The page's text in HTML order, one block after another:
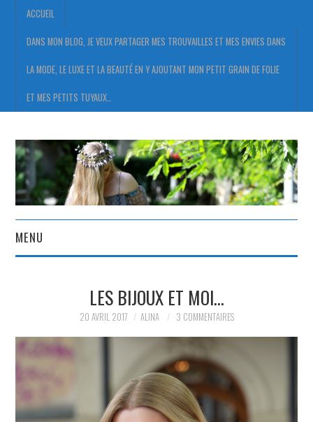
ACCUEIL
DANS MON BLOG, JE VEUX PARTAGER MES TROUVAILLES ET MES ENVIES DANS
LA MODE, LE LUXE ET LA BEAUTÉ EN Y AJOUTANT MON PETIT GRAIN DE FOLIE
ET MES PETITS TUYAUX…
MENU
DANS MON BLOG, JE VEUX
PARTAGER MES
TROUVAILLES ET MES
ENVIES DANS LA MODE, LE
LES BIJOUX ET MOI…
20 AVRIL 2017 ALINA 3 COMMENTAIRES